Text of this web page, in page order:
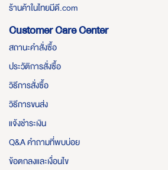
ร้านค้าในไทยมีดี.com
Customer Care Center
สถานะคำสั่งซื้อ
ประวัติการสั่งซื้อ
วิธีการสั่งซื้อ
วิธีการขนส่ง
แจ้งชำระเงิน
Q&A คำถามที่พบบ่อย
ข้อตกลงและเงื่อนไข